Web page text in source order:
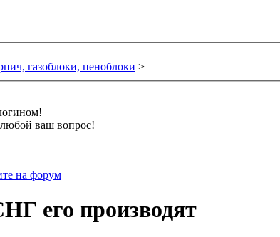
газоблоки, пеноблоки >
ваш вопрос!
на форум
его производят